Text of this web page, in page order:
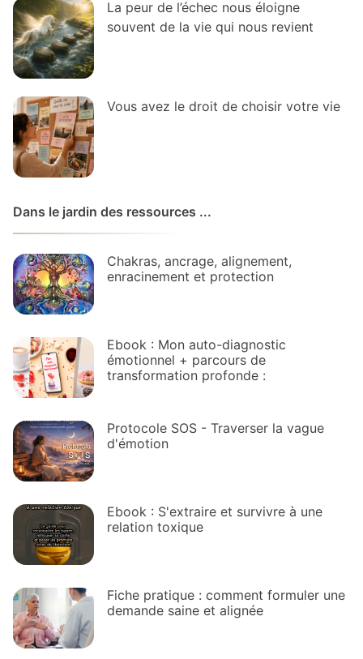
La peur de l’échec nous éloigne
souvent de la vie qui nous revient
Vous avez le droit de choisir votre vie
Dans le jardin des ressources ...
Chakras, ancrage, alignement,
enracinement et protection
Ebook : Mon auto-diagnostic
émotionnel + parcours de
transformation profonde :
Protocole SOS - Traverser la vague
d'émotion
Ebook : S'extraire et survivre à une
relation toxique
Fiche pratique : comment formuler une
demande saine et alignée